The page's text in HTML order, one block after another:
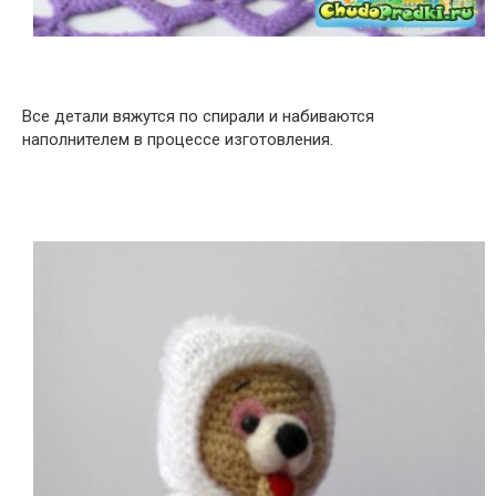
Все детали вяжутся по спирали и набиваются
наполнителем в процессе изготовления.